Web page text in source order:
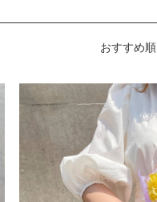
おすすめ順